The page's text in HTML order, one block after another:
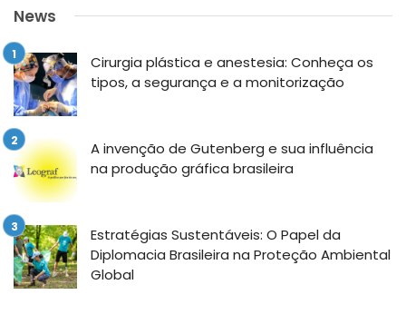
News
Cirurgia plástica e anestesia: Conheça os
tipos, a segurança e a monitorização
A invenção de Gutenberg e sua influência
na produção gráfica brasileira
Estratégias Sustentáveis: O Papel da
Diplomacia Brasileira na Proteção Ambiental
Global